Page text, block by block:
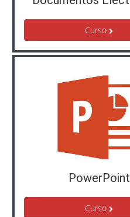
Curso
PowerPoint
Curso